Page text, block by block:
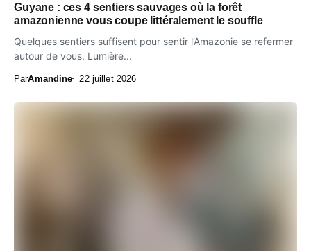
Guyane : ces 4 sentiers sauvages où la forêt
amazonienne vous coupe littéralement le souffle
Quelques sentiers suffisent pour sentir l’Amazonie se refermer
autour de vous. Lumière...
ParAmandine 22 juillet 2026